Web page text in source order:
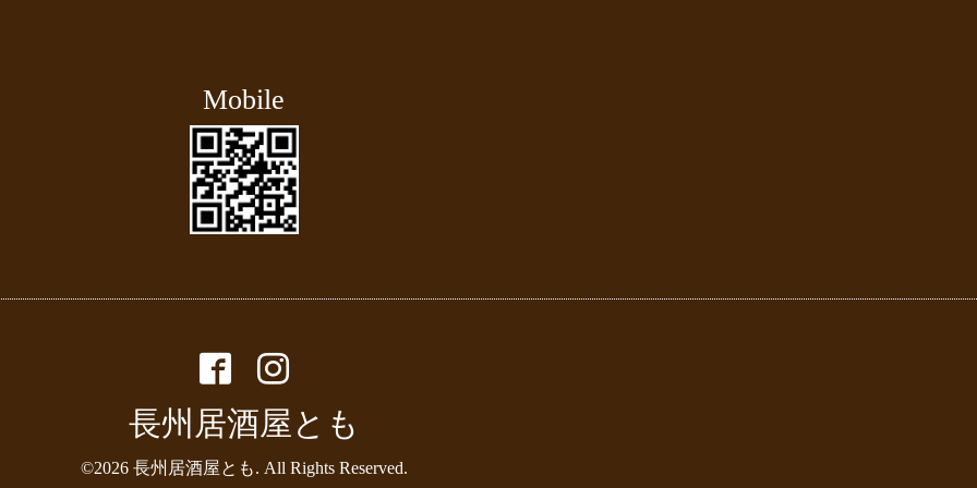
Mobile
長州居酒屋とも
©2026 長州居酒屋とも. All Rights Reserved.